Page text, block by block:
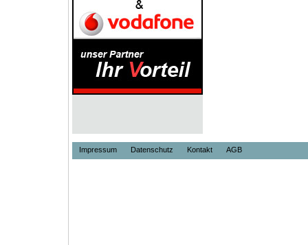
Impressum Datenschutz Kontakt AGB